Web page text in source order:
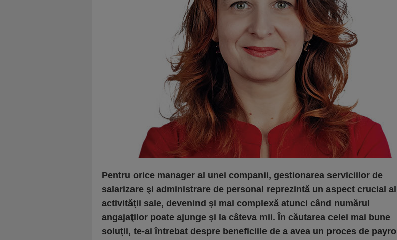
Pentru orice manager al unei companii, gestionarea serviciilor de
salarizare şi administrare de personal reprezintă un aspect crucial al
activităţii sale, devenind şi mai complexă atunci când numărul
angajaţilor poate ajunge şi la câteva mii. În căutarea celei mai bune
soluţii, te-ai întrebat despre beneficiile de a avea un proces de payroll